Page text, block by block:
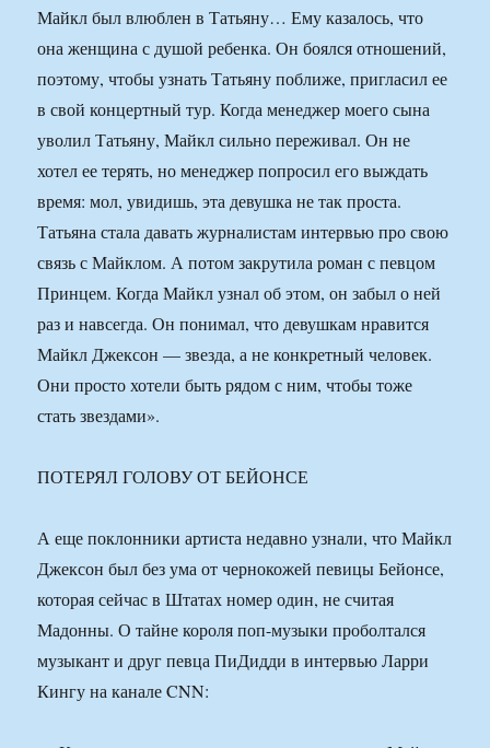
Майкл был влюблен в Татьяну… Ему казалось, что
она женщина с душой ребенка. Он боялся отношений,
поэтому, чтобы узнать Татьяну поближе, пригласил ее
в свой концертный тур. Когда менеджер моего сына
уволил Татьяну, Майкл сильно переживал. Он не
хотел ее терять, но менеджер попросил его выждать
время: мол, увидишь, эта девушка не так проста.
Татьяна стала давать журналистам интервью про свою
связь с Майклом. А потом закрутила роман с певцом
Принцем. Когда Майкл узнал об этом, он забыл о ней
раз и навсегда. Он понимал, что девушкам нравится
Майкл Джексон — звезда, а не конкретный человек.
Они просто хотели быть рядом с ним, чтобы тоже
стать звездами».
ПОТЕРЯЛ ГОЛОВУ ОТ БЕЙОНСЕ
А еще поклонники артиста недавно узнали, что Майкл
Джексон был без ума от чернокожей певицы Бейонсе,
которая сейчас в Штатах номер один, не считая
Мадонны. О тайне короля поп-музыки проболтался
музыкант и друг певца ПиДидди в интервью Ларри
Кингу на канале CNN: